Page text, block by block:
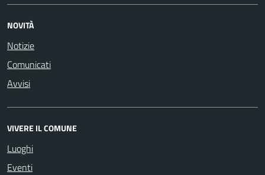
NOVITÀ
Notizie
Comunicati
Avvisi
VIVERE IL COMUNE
Luoghi
Eventi